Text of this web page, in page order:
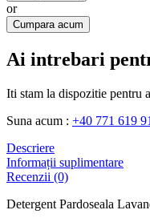
or
Cumpara acum
Ai intrebari
Iti stam la dispozitie pentru
Suna acum : +40 771 619
Descriere
Informații suplimentare
Recenzii (0)
Detergent Pardoseala